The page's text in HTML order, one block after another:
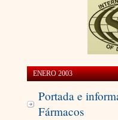
ENERO 2003
Portada e
Fármacos